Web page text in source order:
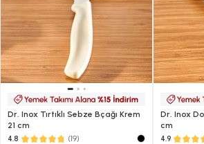
Dr. Inox Tırtıklı Sebze Bçağı Krem
21 cm
4.8 (19)
Dr. Inox
cm
4.9